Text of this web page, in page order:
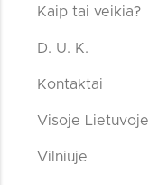
Kaip tai veikia?
D. U. K.
Kontaktai
Visoje Lietuvoje
Vilniuje